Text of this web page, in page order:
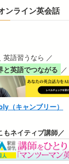
ンライン英会話
英語習うなら ／
と英語でつながる ／
（キャンブリー）
もネイティブ講師／